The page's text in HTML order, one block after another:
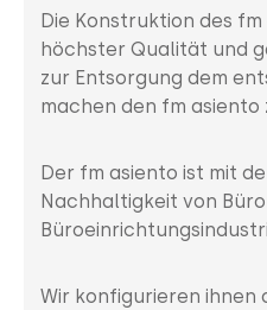
Die Konstruktion des
höchster Qualität und
zur Entsorgung dem
machen den fm
Der fm asiento ist mit
Nachhaltigkeit von
Wir konfigurieren ihnen